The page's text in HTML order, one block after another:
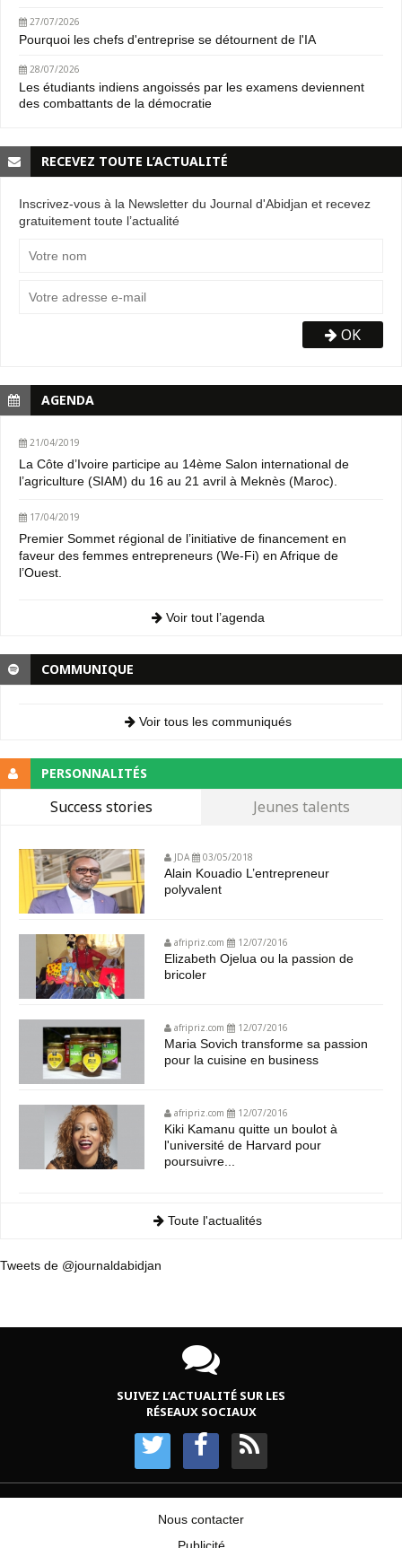
27/07/2026
Pourquoi les chefs d'entreprise se détournent de l'IA
28/07/2026
Les étudiants indiens angoissés par les examens deviennent
des combattants de la démocratie
RECEVEZ TOUTE L’ACTUALITÉ
Inscrivez-vous à la Newsletter du Journal d'Abidjan et recevez
gratuitement toute l’actualité
OK
AGENDA
21/04/2019
La Côte d’Ivoire participe au 14ème Salon international de
l’agriculture (SIAM) du 16 au 21 avril à Meknès (Maroc).
17/04/2019
Premier Sommet régional de l’initiative de financement en
faveur des femmes entrepreneurs (We-Fi) en Afrique de
l’Ouest.
Voir tout l’agenda
COMMUNIQUE
Voir tous les communiqués
PERSONNALITÉS
Success stories Jeunes talents
JDA 03/05/2018
Alain Kouadio L’entrepreneur
polyvalent
afripriz.com 12/07/2016
Elizabeth Ojelua ou la passion de
bricoler
afripriz.com 12/07/2016
Maria Sovich transforme sa passion
pour la cuisine en business
afripriz.com 12/07/2016
Kiki Kamanu quitte un boulot à
l'université de Harvard pour
poursuivre...
Toute l'actualités
Tweets de @journaldabidjan
SUIVEZ L’ACTUALITÉ SUR LES
RÉSEAUX SOCIAUX
Nous contacter